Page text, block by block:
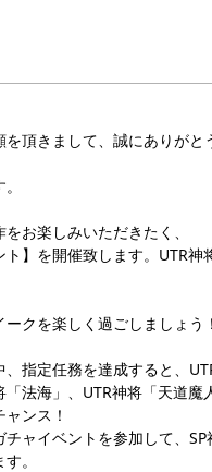
を頂きまして、誠にありがと
お楽しみいただきたく、
ト】を開催致します。UTR神
ークを楽しく過ごしましょう！
、指定任務を達成すると、
「法海」、UTR神将「天道魔
ンス！
ャイベントを参加して、SP
。